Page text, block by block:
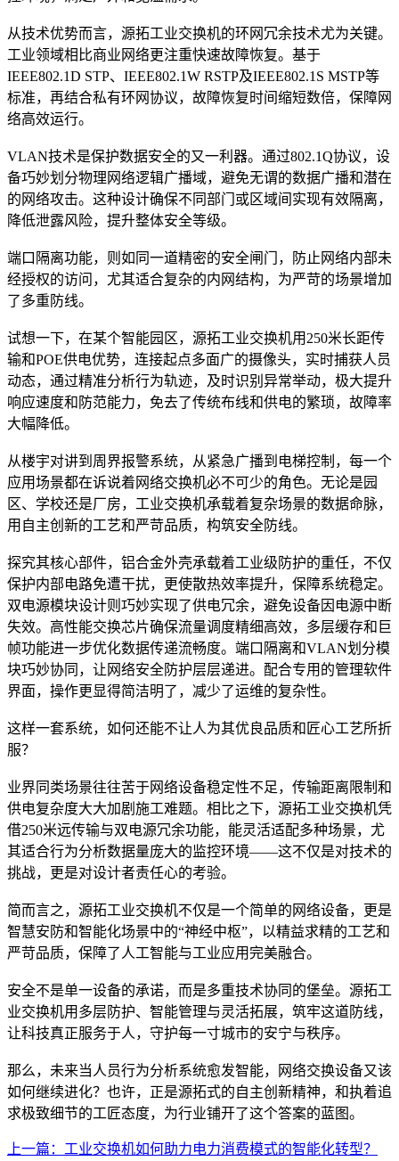
从技术优势而言，源拓工业交换机的环网冗余技术尤为关键。
工业领域相比商业网络更注重快速故障恢复。基于
IEEE802.1D STP、IEEE802.1W RSTP及IEEE802.1S MSTP等
标准，再结合私有环网协议，故障恢复时间缩短数倍，保障网
络高效运行。
VLAN技术是保护数据安全的又一利器。通过802.1Q协议，设
备巧妙划分物理网络逻辑广播域，避免无谓的数据广播和潜在
的网络攻击。这种设计确保不同部门或区域间实现有效隔离，
降低泄露风险，提升整体安全等级。
端口隔离功能，则如同一道精密的安全闸门，防止网络内部未
经授权的访问，尤其适合复杂的内网结构，为严苛的场景增加
了多重防线。
试想一下，在某个智能园区，源拓工业交换机用250米长距传
输和POE供电优势，连接起点多面广的摄像头，实时捕获人员
动态，通过精准分析行为轨迹，及时识别异常举动，极大提升
响应速度和防范能力，免去了传统布线和供电的繁琐，故障率
大幅降低。
从楼宇对讲到周界报警系统，从紧急广播到电梯控制，每一个
应用场景都在诉说着网络交换机必不可少的角色。无论是园
区、学校还是厂房，工业交换机承载着复杂场景的数据命脉，
用自主创新的工艺和严苛品质，构筑安全防线。
探究其核心部件，铝合金外壳承载着工业级防护的重任，不仅
保护内部电路免遭干扰，更使散热效率提升，保障系统稳定。
双电源模块设计则巧妙实现了供电冗余，避免设备因电源中断
失效。高性能交换芯片确保流量调度精细高效，多层缓存和巨
帧功能进一步优化数据传递流畅度。端口隔离和VLAN划分模
块巧妙协同，让网络安全防护层层递进。配合专用的管理软件
界面，操作更显得简洁明了，减少了运维的复杂性。
这样一套系统，如何还能不让人为其优良品质和匠心工艺所折
服？
业界同类场景往往苦于网络设备稳定性不足，传输距离限制和
供电复杂度大大加剧施工难题。相比之下，源拓工业交换机凭
借250米远传输与双电源冗余功能，能灵活适配多种场景，尤
其适合行为分析数据量庞大的监控环境——这不仅是对技术的
挑战，更是对设计者责任心的考验。
简而言之，源拓工业交换机不仅是一个简单的网络设备，更是
智慧安防和智能化场景中的“神经中枢”，以精益求精的工艺和
严苛品质，保障了人工智能与工业应用完美融合。
安全不是单一设备的承诺，而是多重技术协同的堡垒。源拓工
业交换机用多层防护、智能管理与灵活拓展，筑牢这道防线，
让科技真正服务于人，守护每一寸城市的安宁与秩序。
那么，未来当人员行为分析系统愈发智能，网络交换设备又该
如何继续进化？也许，正是源拓式的自主创新精神，和执着追
求极致细节的工匠态度，为行业铺开了这个答案的蓝图。
上一篇：工业交换机如何助力电力消费模式的智能化转型？